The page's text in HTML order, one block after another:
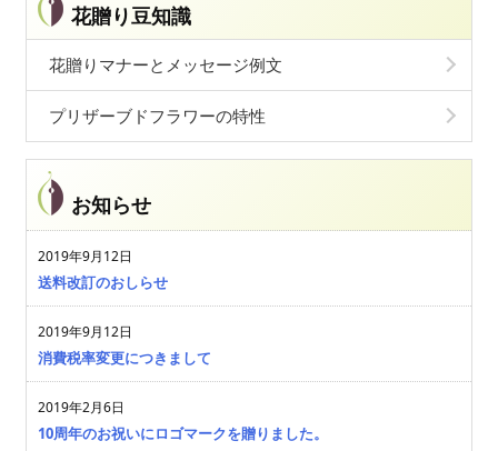
花贈り豆知識
花贈りマナーとメッセージ例文
プリザーブドフラワーの特性
お知らせ
2019年9月12日
送料改訂のおしらせ
2019年9月12日
消費税率変更につきまして
2019年2月6日
10周年のお祝いにロゴマークを贈りました。